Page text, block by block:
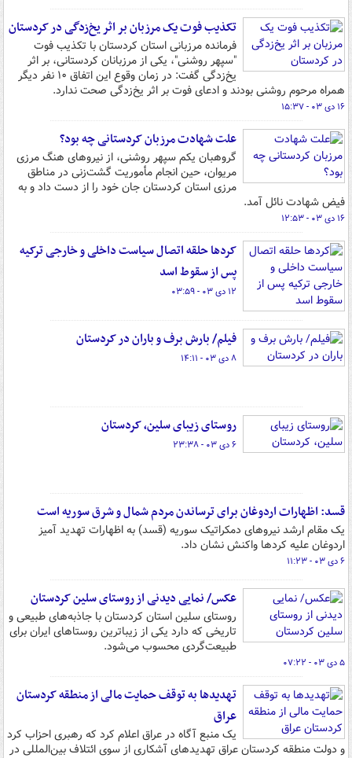
تکذیب فوت یک مرزبان بر اثر یخ‌زدگی در کردستان
فرمانده مرزبانی استان کردستان با تکذیب فوت
"سپهر روشنی"، یکی از مرزبانان کردستانی، بر اثر
یخ‌زدگی گفت: در زمان وقوع این اتفاق ۱۰ نفر دیگر
همراه مرحوم روشنی بودند و ادعای فوت بر اثر یخ‌زدگی صحت ندارد.
۱۶ دی ۰۳ - ۱۵:۳۷
علت شهادت مرزبان کردستانی چه بود؟
گروهبان یکم سپهر روشنی، از نیروهای هنگ مرزی
مریوان، حین انجام مأموریت گشت‌زنی در مناطق
مرزی استان کردستان جان خود را از دست داد و به
فیض شهادت نائل آمد.
۱۶ دی ۰۳ - ۱۲:۵۳
کردها حلقه اتصال سیاست داخلی و خارجی ترکیه
پس از سقوط اسد
۱۲ دی ۰۳ - ۰۳:۵۹
فیلم/ بارش برف و باران در کردستان
۸ دی ۰۳ - ۱۴:۱۱
روستای زیبای سلین، کردستان
۶ دی ۰۳ - ۲۳:۳۸
قسد: اظهارات اردوغان برای ترساندن مردم شمال و شرق سوریه است
یک مقام ارشد نیروهای دمکراتیک سوریه (قسد) به اظهارات تهدید آمیز
اردوغان علیه کردها واکنش نشان داد.
۶ دی ۰۳ - ۱۱:۲۳
عکس/ نمایی دیدنی از روستای سلین کردستان
روستای سلین استان کردستان با جاذبه‌های طبیعی و
تاریخی که دارد یکی از زیباترین روستاهای ایران برای
طبیعت‌گردی محسوب می‌شود.
۵ دی ۰۳ - ۰۷:۲۲
تهدیدها به توقف حمایت مالی از منطقه کردستان
عراق
یک منبع آگاه در عراق اعلام کرد که رهبری احزاب کرد
و دولت منطقه کردستان عراق تهدیدهای آشکاری از سوی ائتلاف بین‌المللی در